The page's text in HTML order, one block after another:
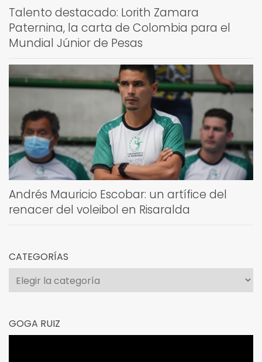
Talento destacado: Lorith Zamara
Paternina, la carta de Colombia para el
Mundial Júnior de Pesas
Andrés Mauricio Escobar: un artífice del
renacer del voleibol en Risaralda
CATEGORÍAS
Categorías
GOGA RUIZ